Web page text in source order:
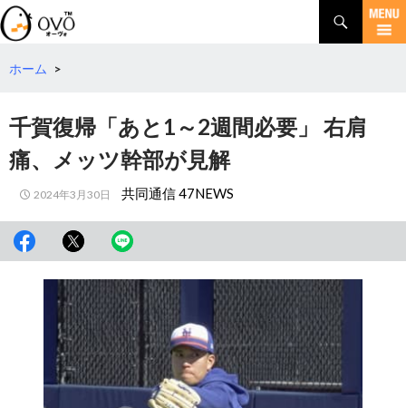
検
索
コ
テ
へ
動
ホーム >
千賀復帰「あと1～2週間必要」 右肩
痛、メッツ幹部が見解
2024年3月30日 共同通信 47NEWS